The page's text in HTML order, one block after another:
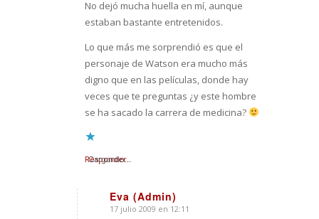
No dejó mucha huella en mí, aunque
estaban bastante entretenidos.
Lo que más me sorprendió es que el
personaje de Watson era mucho más
digno que en las películas, donde hay
veces que te preguntas ¿y este hombre
se ha sacado la carrera de medicina?
Cargando...
Responder
Eva (Admin)
Dice:
17 julio 2009 en 12:11